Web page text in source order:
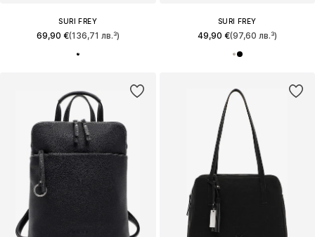
SURI FREY
69,90 €(136,71 лв.³)
SURI FREY
49,90 €(97,60 лв.³)